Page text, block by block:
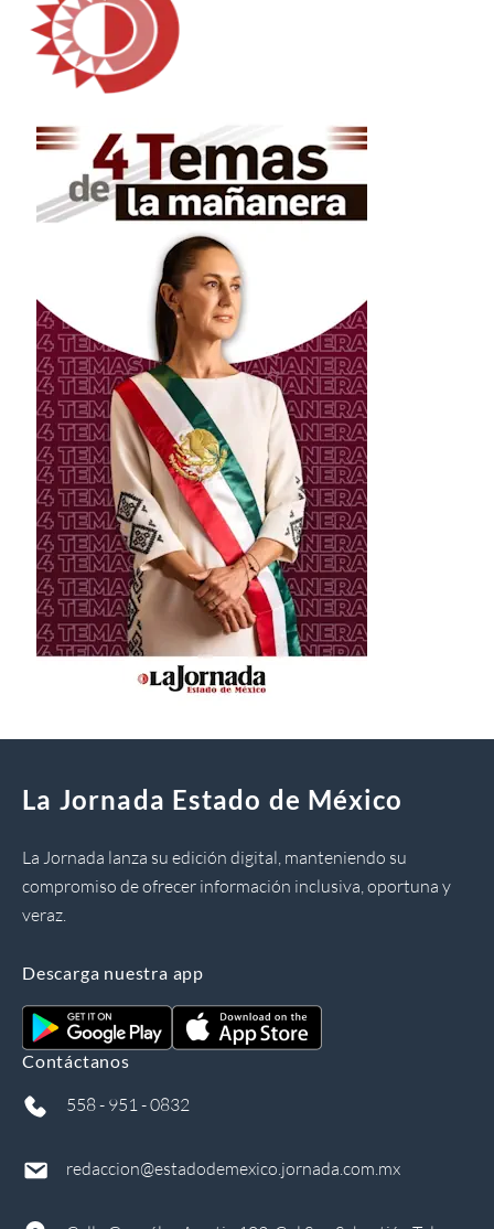
La Jornada Estado de México
La Jornada lanza su edición digital, manteniendo su
compromiso de ofrecer información inclusiva, oportuna y
veraz.
Descarga nuestra app
Contáctanos
558 - 951 - 0832
redaccion@estadodemexico.jornada.com.mx